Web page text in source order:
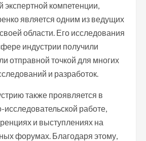
экспертной компетенции,
является одним из ведущих
области. Его исследования
индустрии получили
отправной точкой для многих
и разработок.
также проявляется в
исследовательской работе,
и выступлениях на
форумах. Благодаря этому,